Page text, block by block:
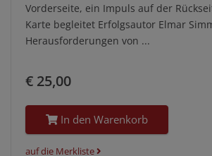
Vorderseite, ein Impuls auf der
Karte begleitet Erfolgsautor Elmar
Herausforderungen von ...
€ 25,00
In den Warenkorb
auf die Merkliste